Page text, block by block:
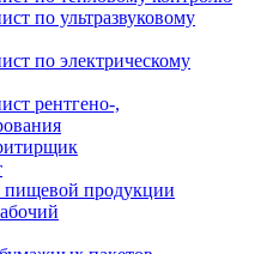
по ультразвуковому
по электрическому
рентгено-,
продукции